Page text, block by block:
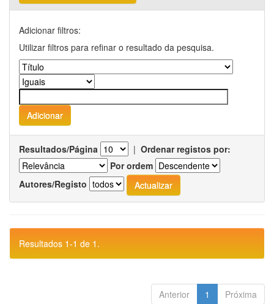
Adicionar filtros:
Utilizar filtros para refinar o resultado da pesquisa.
Resultados/Página | Ordenar registos por:
Por ordem
Autores/Registo
Resultados 1-1 de 1.
Anterior 1 Próxima